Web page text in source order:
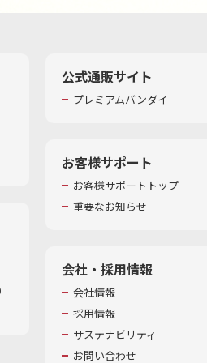
公式通販サイト
プレミアムバンダイ
お客様サポート
お客様サポートトップ
重要なお知らせ
会社・採用情報
会社情報
採用情報
サステナビリティ
お問い合わせ